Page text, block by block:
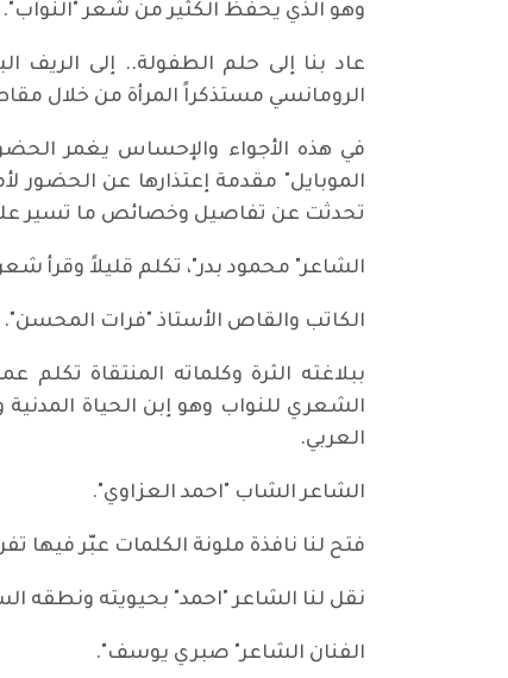
وهو الذي يحفظ الكثير من شعر "النواب".
عاد بنا إلى حلم الطفولة.. إلى
الرومانسي مستذكراً المرأة من خلال
في هذه الأجواء والإحساس يغمر
الموبايل" مقدمة إعتذارها عن الحضور
تحدثت عن تفاصيل وخصائص ما تسير
الشاعر" محمود بدر"، تكلم قليلاً وقرأ
الكاتب والقاص الأستاذ "فرات المحسن".
ببلاغته الثرة وكلماته المنتقاة
الشعري للنواب وهو إبن الحياة
العربي.
الشاعر الشاب "احمد العزاوي".
فتح لنا نافذة ملونة الكلمات عبّر
نقل لنا الشاعر "احمد" بحيويته ونطقه
الفنان الشاعر" صبري يوسف".